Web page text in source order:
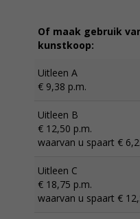
Of maak gebruik
kunstkoop:
Uitleen A
€ 9,38 p.m.
Uitleen B
€ 12,50 p.m.
waarvan u spaart €
Uitleen C
€ 18,75 p.m.
waarvan u spaart €